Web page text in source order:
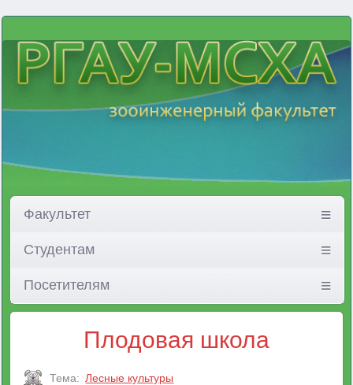
Факультет
Студентам
Посетителям
Плодовая школа
Тема: Лесные культуры